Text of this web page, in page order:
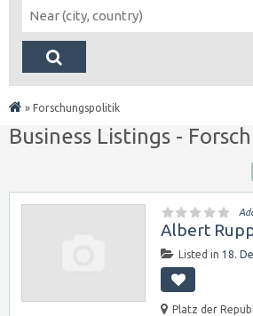
» Forschungspolitik
Business Listings -
Albert
Listed in 18.
Platz der